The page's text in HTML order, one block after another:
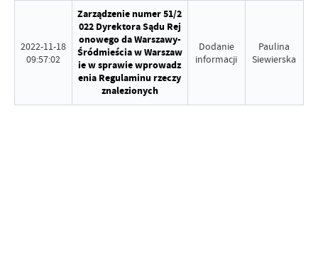
2022-11-18
09:57:02
Zarządzenie numer 51/2
022 Dyrektora Sądu Rej
onowego da Warszawy-
Śródmieścia w Warszaw
ie w sprawie wprowadz
enia Regulaminu rzeczy
znalezionych
Dodanie
informacji
Paulina
Siewierska